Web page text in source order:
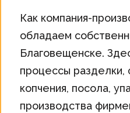
Как компания-
обладаем
Благовещенске.
процессы разделки,
копчения, посола,
производства